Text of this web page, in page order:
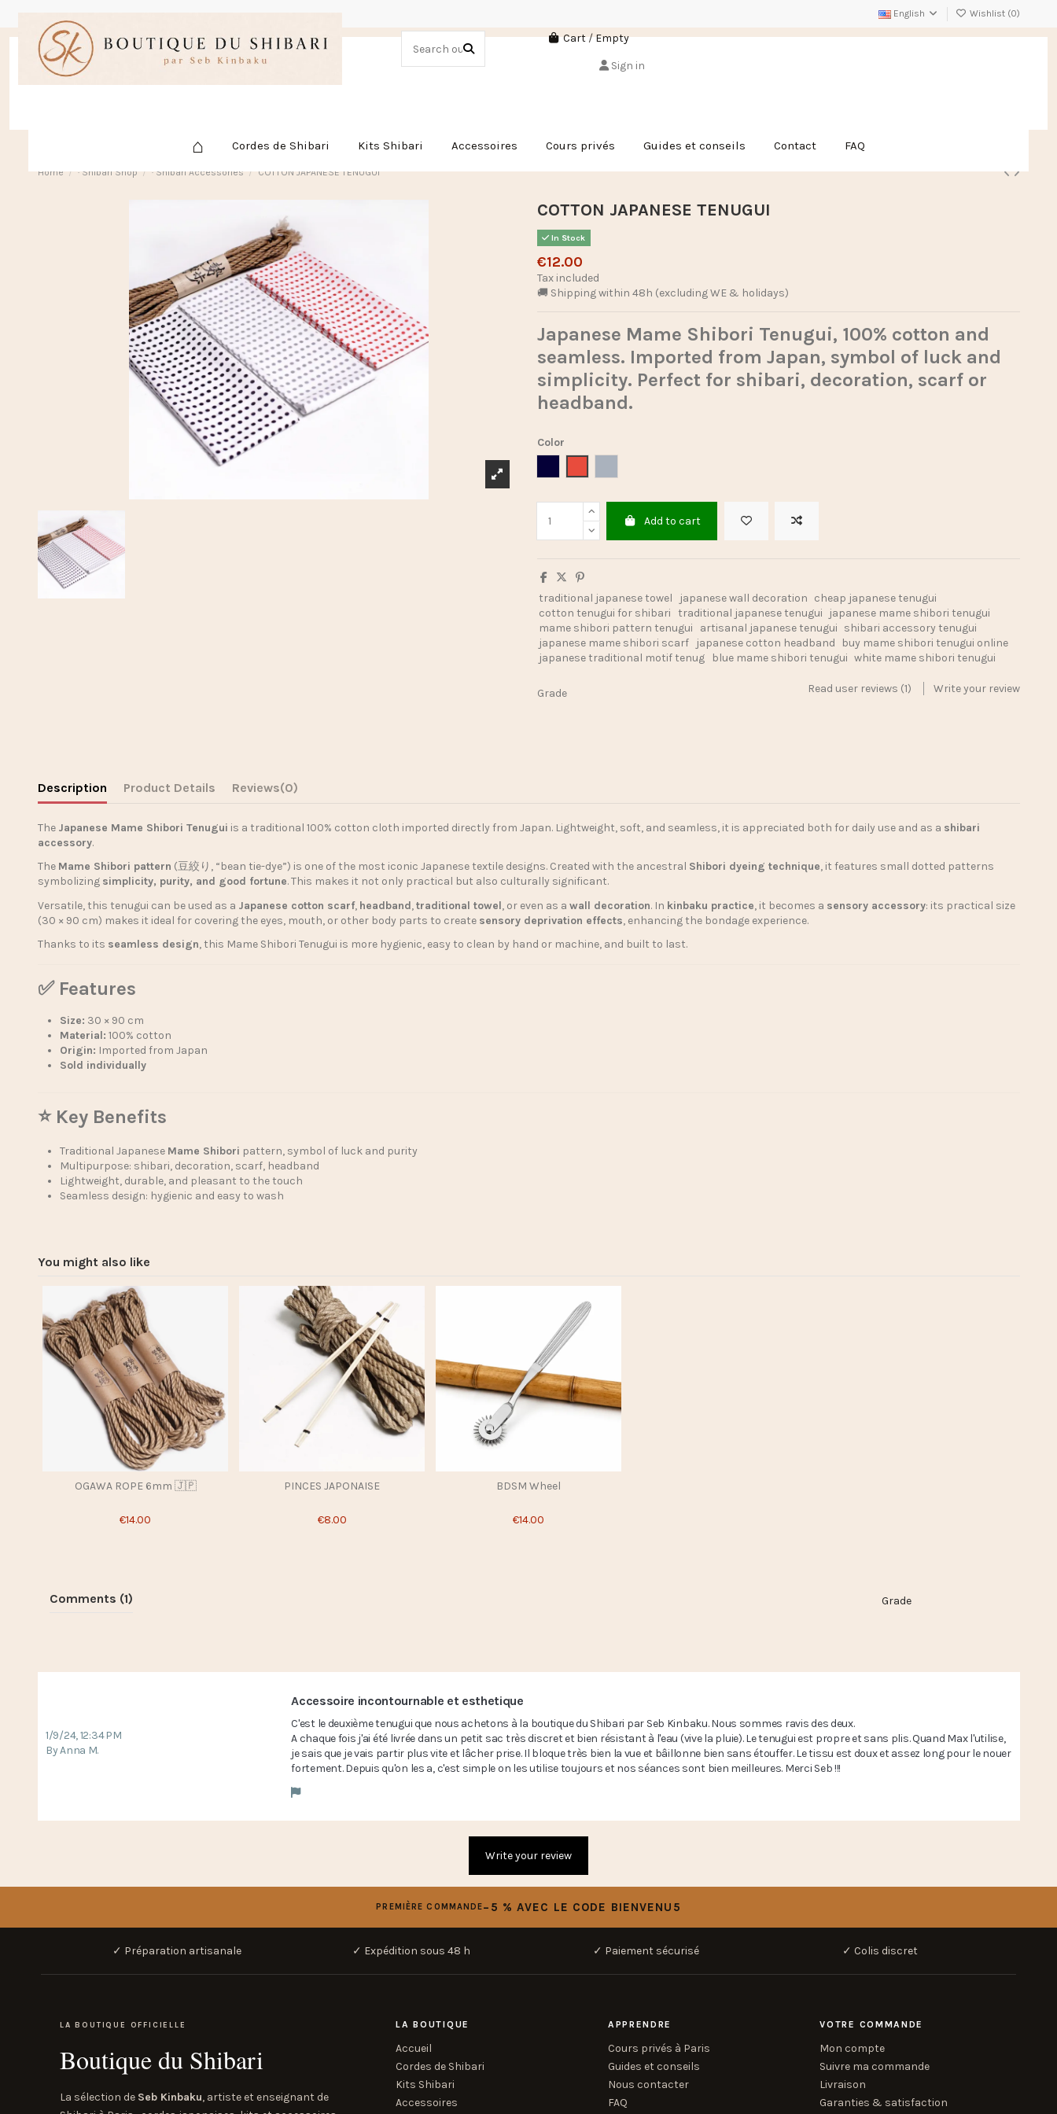
English Wishlist (0)
Cart/Empty
Sign in
⌂ Cordes de Shibari Kits Shibari Accessoires Cours privés Guides et conseils Contact FAQ
Home · Shibari Shop · Shibari Accessories COTTON JAPANESE TENUGUI
COTTON JAPANESE TENUGUI
In Stock
€12.00
Tax included
🚚 Shipping within 48h (excluding WE & holidays)
Japanese Mame Shibori Tenugui, 100% cotton and
seamless. Imported from Japan, symbol of luck and
simplicity. Perfect for shibari, decoration, scarf or
headband.
Color
Add to cart
traditional japanese towel japanese wall decoration cheap japanese tenugui
cotton tenugui for shibari traditional japanese tenugui
japanese mame shibori tenugui
mame shibori pattern tenugui
artisanal japanese tenugui shibari accessory tenugui
japanese mame shibori scarf
japanese cotton headband
buy mame shibori tenugui online
japanese traditional motif tenug
blue mame shibori tenugui white mame shibori tenugui
Grade Read user reviews (1) Write your review
Description Product Details Reviews(0)
The Japanese Mame Shibori Tenugui is a traditional 100% cotton cloth imported directly from Japan. Lightweight, soft, and seamless, it is appreciated both for daily use and as a shibari
accessory.
The Mame Shibori pattern (豆絞り, “bean tie-dye”) is one of the most iconic Japanese textile designs. Created with the ancestral Shibori dyeing technique, it features small dotted patterns
symbolizing simplicity, purity, and good fortune. This makes it not only practical but also culturally significant.
Versatile, this tenugui can be used as a Japanese cotton scarf, headband,traditional towel, or even as a wall decoration. In kinbaku practice, it becomes a sensory accessory: its practical size
(30 × 90 cm) makes it ideal for covering the eyes, mouth, or other body parts to create sensory deprivation effects, enhancing the bondage experience.
Thanks to its seamless design, this Mame Shibori Tenugui is more hygienic, easy to clean by hand or machine, and built to last.
✅ Features
Size: 30 × 90 cm
Material: 100% cotton
Origin: Imported from Japan
Sold individually
⭐ Key Benefits
Traditional Japanese Mame Shibori pattern, symbol of luck and purity
Multipurpose: shibari, decoration, scarf, headband
Lightweight, durable, and pleasant to the touch
Seamless design: hygienic and easy to wash
You might also like
OGAWA ROPE 6mm 🇯🇵
€14.00
PINCES JAPONAISE
€8.00
BDSM Wheel
€14.00
Comments (1) Grade
1/9/24, 12:34 PM
By Anna M.
Accessoire incontournable et esthetique
C'est le deuxième tenugui que nous achetons à la boutique du Shibari par Seb Kinbaku. Nous sommes ravis des deux.
A chaque fois j'ai été livrée dans un petit sac très discret et bien résistant à l'eau (vive la pluie). Le tenugui est propre et sans plis. Quand Max l'utilise,
je sais que je vais partir plus vite et lâcher prise. Il bloque très bien la vue et bâillonne bien sans étouffer. Le tissu est doux et assez long pour le nouer
fortement. Depuis qu'on les a, c'est simple on les utilise toujours et nos séances sont bien meilleures. Merci Seb !!!
Write your review
PREMIÈRE COMMANDE−5 % AVEC LE CODE BIENVENU5
✓ Préparation artisanale ✓ Expédition sous 48 h ✓ Paiement sécurisé ✓ Colis discret
LA BOUTIQUE OFFICIELLE
Boutique du Shibari
La sélection de Seb Kinbaku, artiste et enseignant de
LA BOUTIQUE
Accueil
Cordes de Shibari
Kits Shibari
Accessoires
APPRENDRE
Cours privés à Paris
Guides et conseils
Nous contacter
FAQ
VOTRE COMMANDE
Mon compte
Suivre ma commande
Livraison
Garanties & satisfaction